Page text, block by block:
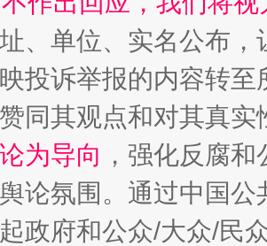
助力责任有效落实 一纸欠
、单位、实名公布
投诉举报的内容转
同其观点和对其真实
为导向 ，强化反腐
论氛围。通过中国
政府和公众/大众/民